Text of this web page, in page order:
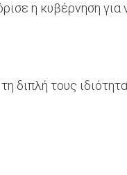
η κυβέρνηση
τους